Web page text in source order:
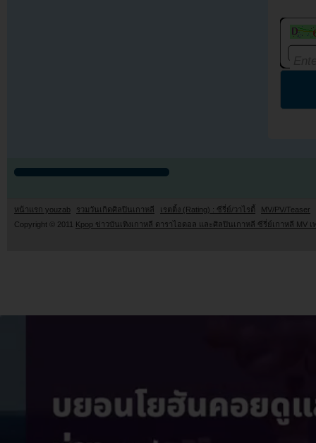
หน้าแรก youzab รวมวันเกิดศิลปินเกาหลี เรตติ้ง (Rating) : ซีรี่ย์/วาไรตี้
MV/PV/Teaser
Copyright © 2011
Kpop ข่าวบันเทิงเกาหลี ดาราไอดอล และศิลปินเกาหลี ซีรี่ย์เกาหลี MV